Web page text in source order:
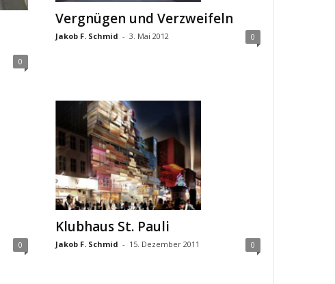
0
Vergnügen und Verzweifeln
Jakob F. Schmid - 3. Mai 2012 0
0
Klubhaus St. Pauli
Jakob F. Schmid - 15. Dezember 2011 0